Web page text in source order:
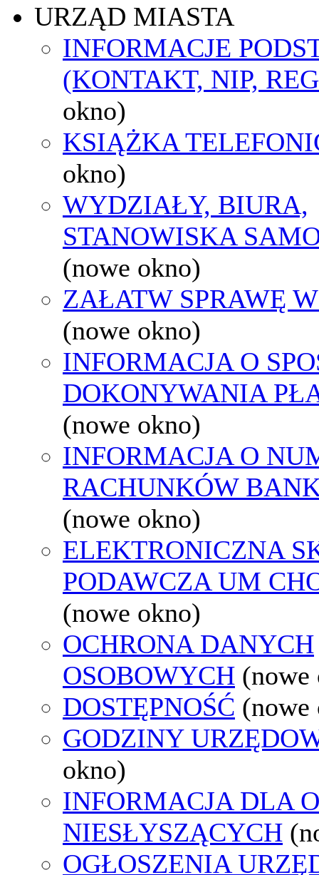
URZĄD MIASTA
INFORMACJE
(KONTAKT, NIP,
okno)
KSIĄŻKA
okno)
WYDZIAŁY, BIURA,
STANOWISKA
(nowe okno)
ZAŁATW SPRAWĘ
(nowe okno)
INFORMACJA O
DOKONYWANIA
(nowe okno)
INFORMACJA O
RACHUNKÓW
(nowe okno)
ELEKTRONICZNA
PODAWCZA UM
(nowe okno)
OCHRONA DANYCH
OSOBOWYCH (nowe
DOSTĘPNOŚĆ (nowe
GODZINY
okno)
INFORMACJA DLA
NIESŁYSZĄCYCH
OGŁOSZENIA